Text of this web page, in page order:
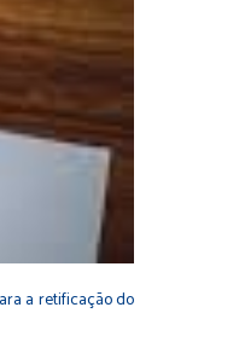
a retificação do